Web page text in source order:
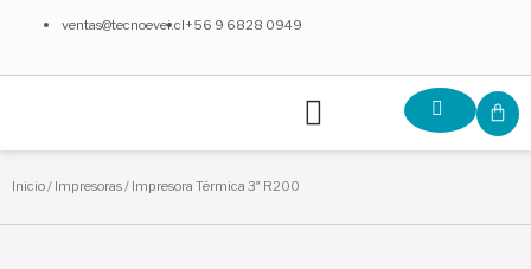
ventas@tecnoevei.cl+56 9 6828 0949
Menú
Inicio/ Impresoras/ Impresora Térmica 3″ R200